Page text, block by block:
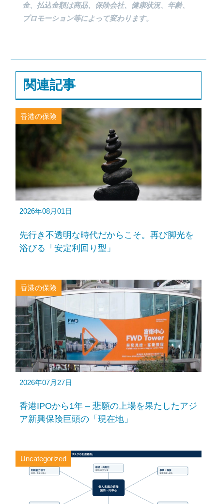
金、払込金額は商品、保険会社、健康状況、年齢、
プロモーション等によって変わります。
関連記事
香港の保険
2026年08月01日
先行き不透明な時代だからこそ。再び脚光を
浴びる「安定利回り型」
香港の保険
2026年07月27日
香港IPOから1年 – 悲願の上場を果たしたアジ
ア新興保険巨頭の「現在地」
Uncategorized